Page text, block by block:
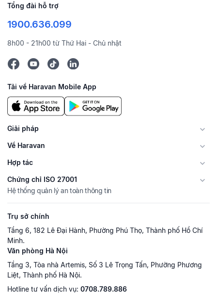
Tổng đài hỗ trợ
1900.636.099
8h00 - 21h00 từ Thứ Hai - Chủ nhật
Tải về Haravan Mobile App
Giải pháp
Về Haravan
Hợp tác
Chứng chỉ ISO 27001
Hệ thống quản lý an toàn thông tin
Trụ sở chính
Tầng 6, 182 Lê Đại Hành, Phường Phú Thọ, Thành phố Hồ Chí
Minh.
Văn phòng Hà Nội
Tầng 3, Tòa nhà Artemis, Số 3 Lê Trọng Tấn, Phường Phương
Liệt, Thành phố Hà Nội.
Hotline tư vấn dịch vụ: 0708.789.886